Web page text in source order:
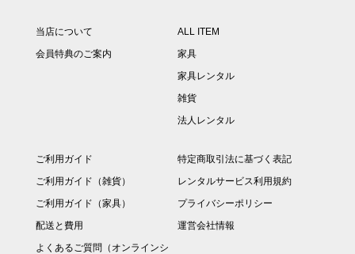
当店について
会員特典のご案内
ALL ITEM
家具
家具レンタル
雑貨
法人レンタル
ご利用ガイド
ご利用ガイド（雑貨）
ご利用ガイド（家具）
配送と費用
よくあるご質問（オンラインシ
特定商取引法に基づく表記
レンタルサービス利用規約
プライバシーポリシー
運営会社情報